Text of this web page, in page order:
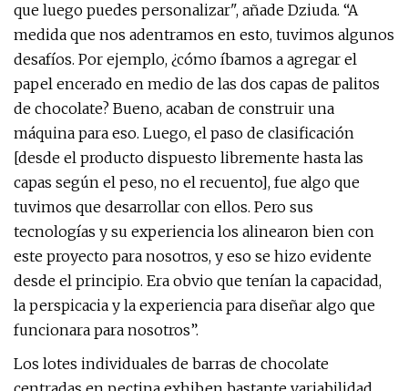
que luego puedes personalizar", añade Dziuda. “A
medida que nos adentramos en esto, tuvimos algunos
desafíos. Por ejemplo, ¿cómo íbamos a agregar el
papel encerado en medio de las dos capas de palitos
de chocolate? Bueno, acaban de construir una
máquina para eso. Luego, el paso de clasificación
[desde el producto dispuesto libremente hasta las
capas según el peso, no el recuento], fue algo que
tuvimos que desarrollar con ellos. Pero sus
tecnologías y su experiencia los alinearon bien con
este proyecto para nosotros, y eso se hizo evidente
desde el principio. Era obvio que tenían la capacidad,
la perspicacia y la experiencia para diseñar algo que
funcionara para nosotros”.
Los lotes individuales de barras de chocolate